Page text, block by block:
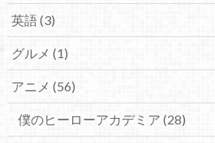
英語(3)
グルメ (1)
アニメ (56)
僕のヒーローアカデミア (28)